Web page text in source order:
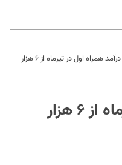
درآمد همراه‌ اول در تیرماه از ۶ هزار
درآمد همراه‌ اول در تیرماه از ۶ هزار